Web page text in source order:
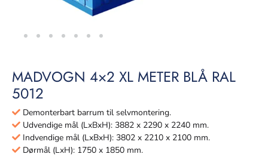
MADVOGN 4×2 XL METER BLÅ RAL
5012
Demonterbart barrum til selvmontering.
Udvendige mål (LxBxH): 3882 x 2290 x 2240 mm.
Indvendige mål (LxBxH): 3802 x 2210 x 2100 mm.
Dørmål (LxH): 1750 x 1850 mm.